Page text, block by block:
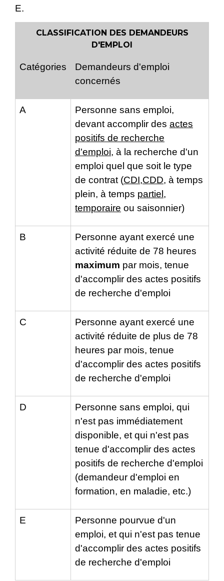
E.
CLASSIFICATION DES DEMANDEURS
D'EMPLOI
Catégories
Demandeurs d'emploi
concernés
A
Personne sans emploi,
devant accomplir des actes
positifs de recherche
d'emploi, à la recherche d'un
emploi quel que soit le type
de contrat (CDI,CDD, à temps
plein, à temps partiel ,
temporaire ou saisonnier)
B
Personne ayant exercé une
activité réduite de 78 heures
maximum par mois, tenue
d'accomplir des actes positifs
de recherche d'emploi
C
Personne ayant exercé une
activité réduite de plus de 78
heures par mois, tenue
d'accomplir des actes positifs
de recherche d'emploi
D
Personne sans emploi, qui
n'est pas immédiatement
disponible, et qui n'est pas
tenue d'accomplir des actes
positifs de recherche d'emploi
(demandeur d'emploi en
formation, en maladie, etc.)
E
Personne pourvue d'un
emploi, et qui n'est pas tenue
d'accomplir des actes positifs
de recherche d'emploi